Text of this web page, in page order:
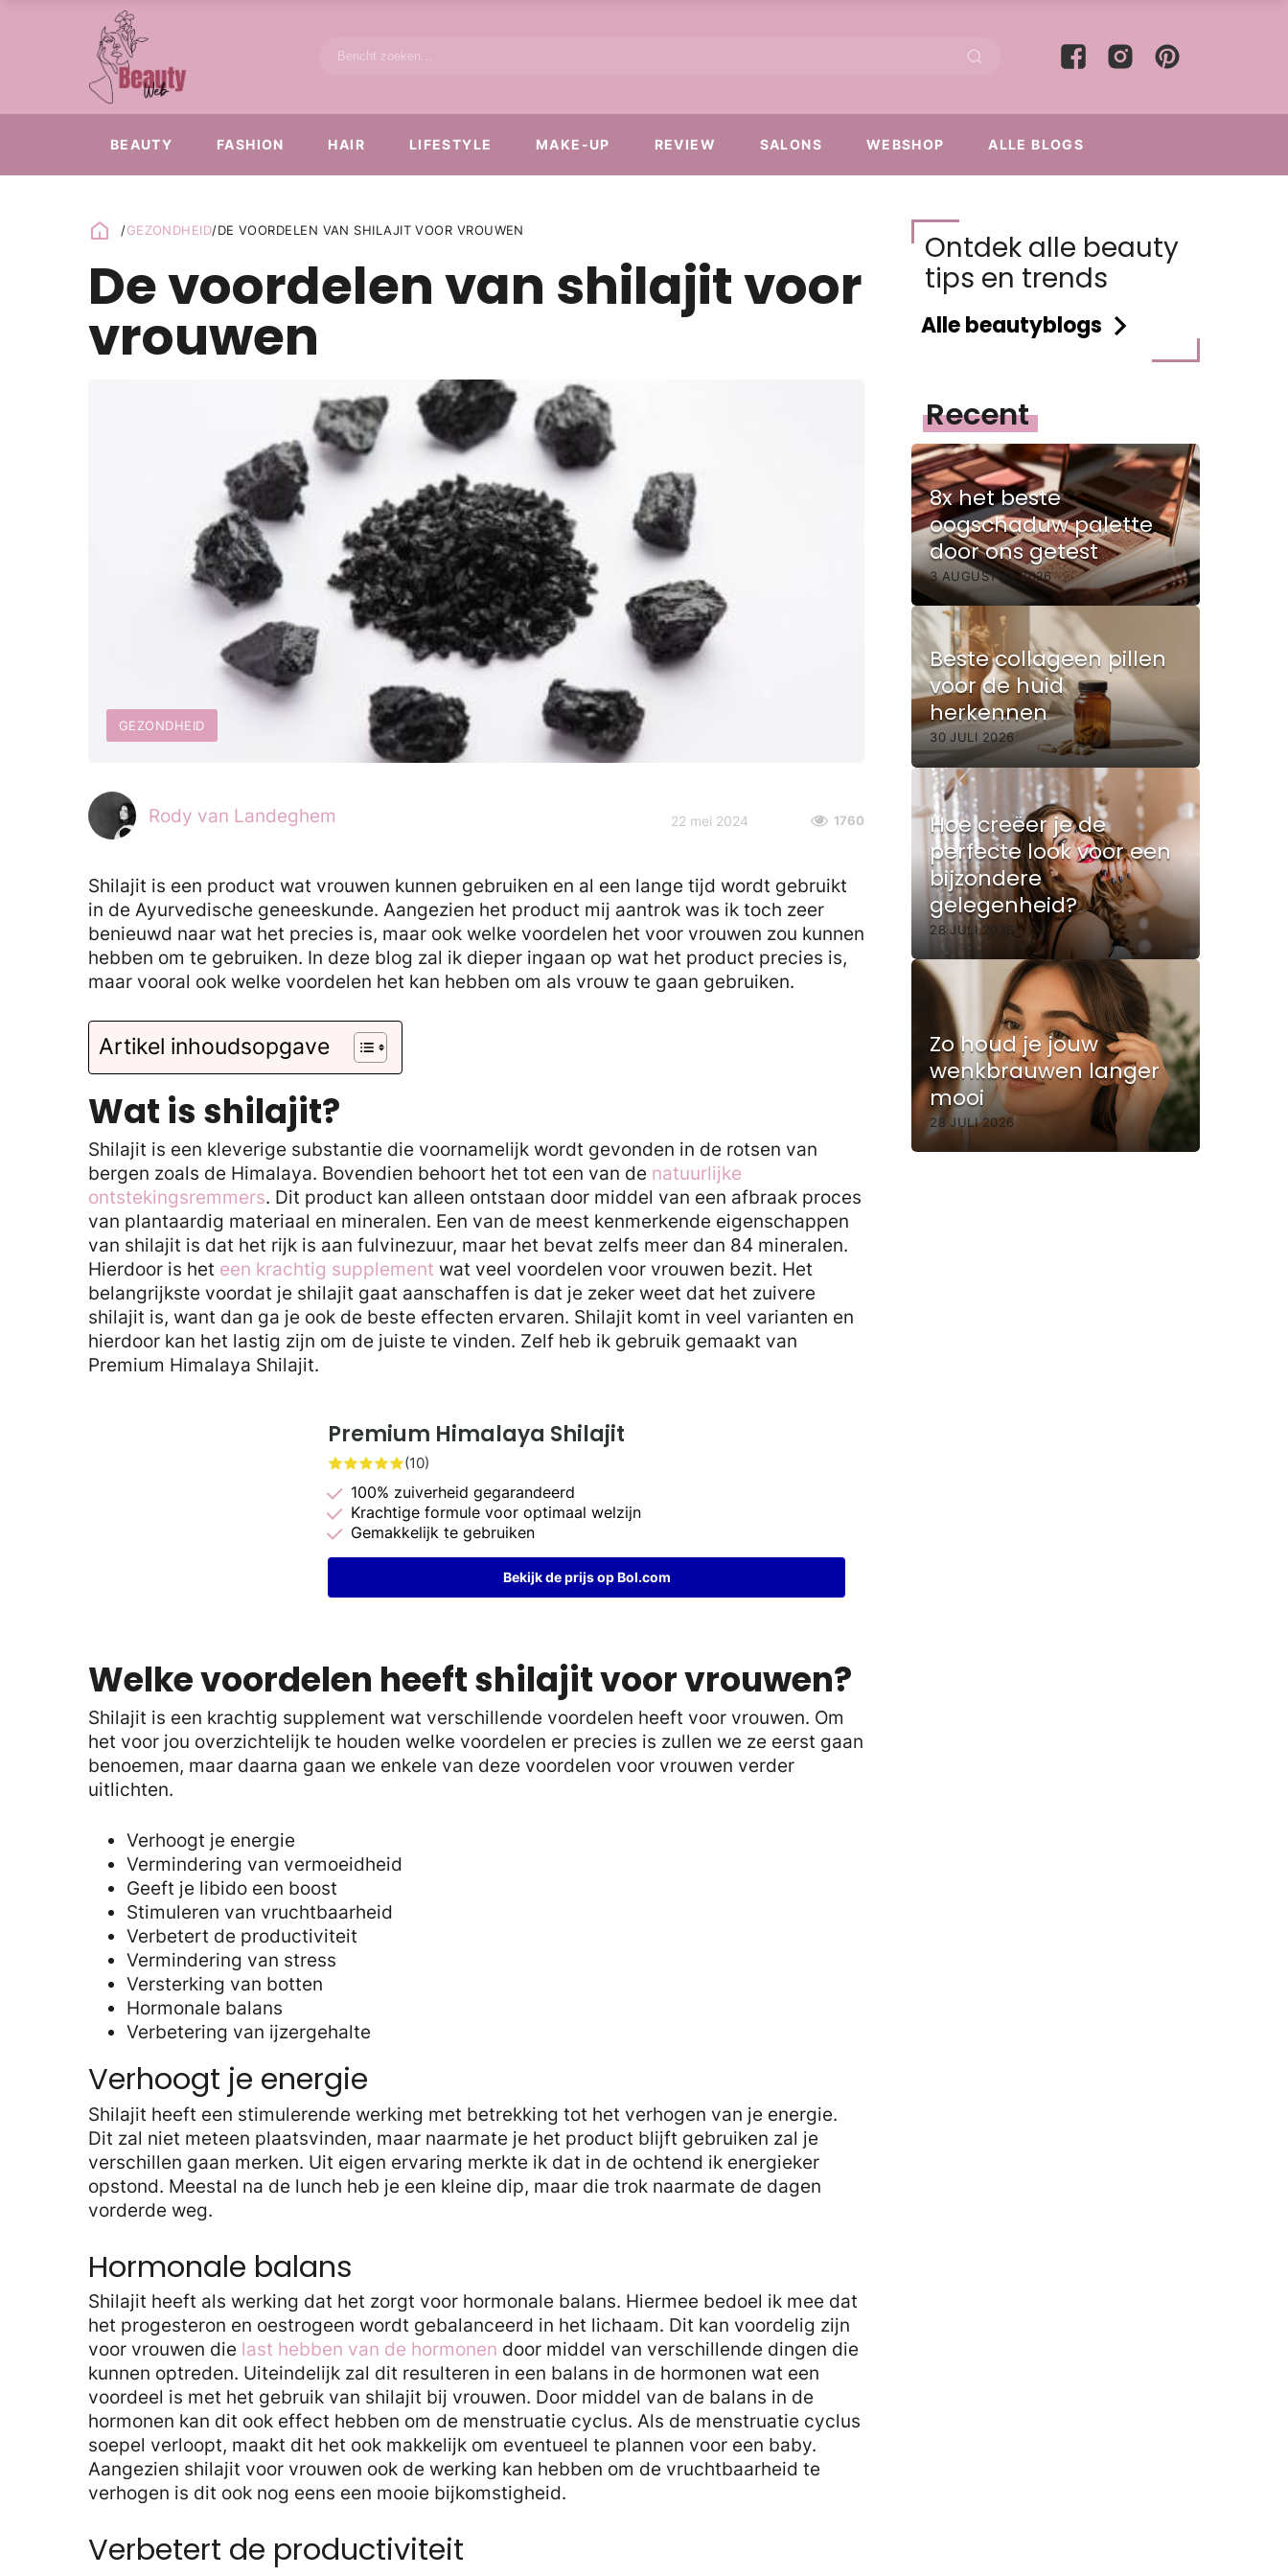
BEAUTY FASHION HAIR LIFESTYLE MAKE-UP REVIEW SALONS WEBSHOP ALLE BLOGS
/GEZONDHEID/DE VOORDELEN VAN SHILAJIT VOOR VROUWEN
De voordelen van shilajit voor
vrouwen
GEZONDHEID
Rody van Landeghem 22 mei 2024 1760
Shilajit is een product wat vrouwen kunnen gebruiken en al een lange tijd wordt gebruikt
in de Ayurvedische geneeskunde. Aangezien het product mij aantrok was ik toch zeer
benieuwd naar wat het precies is, maar ook welke voordelen het voor vrouwen zou kunnen
hebben om te gebruiken. In deze blog zal ik dieper ingaan op wat het product precies is,
maar vooral ook welke voordelen het kan hebben om als vrouw te gaan gebruiken.
Artikel inhoudsopgave
Wat is shilajit?
Shilajit is een kleverige substantie die voornamelijk wordt gevonden in de rotsen van
bergen zoals de Himalaya. Bovendien behoort het tot een van de natuurlijke
ontstekingsremmers. Dit product kan alleen ontstaan door middel van een afbraak proces
van plantaardig materiaal en mineralen. Een van de meest kenmerkende eigenschappen
van shilajit is dat het rijk is aan fulvinezuur, maar het bevat zelfs meer dan 84 mineralen.
Hierdoor is het een krachtig supplement wat veel voordelen voor vrouwen bezit. Het
belangrijkste voordat je shilajit gaat aanschaffen is dat je zeker weet dat het zuivere
shilajit is, want dan ga je ook de beste effecten ervaren. Shilajit komt in veel varianten en
hierdoor kan het lastig zijn om de juiste te vinden. Zelf heb ik gebruik gemaakt van
Premium Himalaya Shilajit.
Premium Himalaya Shilajit
(10)
100% zuiverheid gegarandeerd
Krachtige formule voor optimaal welzijn
Gemakkelijk te gebruiken
Bekijk de prijs op Bol.com
Welke voordelen heeft shilajit voor vrouwen?
Shilajit is een krachtig supplement wat verschillende voordelen heeft voor vrouwen. Om
het voor jou overzichtelijk te houden welke voordelen er precies is zullen we ze eerst gaan
benoemen, maar daarna gaan we enkele van deze voordelen voor vrouwen verder
uitlichten.
Verhoogt je energie
Vermindering van vermoeidheid
Geeft je libido een boost
Stimuleren van vruchtbaarheid
Verbetert de productiviteit
Vermindering van stress
Versterking van botten
Hormonale balans
Verbetering van ijzergehalte
Verhoogt je energie
Shilajit heeft een stimulerende werking met betrekking tot het verhogen van je energie.
Dit zal niet meteen plaatsvinden, maar naarmate je het product blijft gebruiken zal je
verschillen gaan merken. Uit eigen ervaring merkte ik dat in de ochtend ik energieker
opstond. Meestal na de lunch heb je een kleine dip, maar die trok naarmate de dagen
vorderde weg.
Hormonale balans
Shilajit heeft als werking dat het zorgt voor hormonale balans. Hiermee bedoel ik mee dat
het progesteron en oestrogeen wordt gebalanceerd in het lichaam. Dit kan voordelig zijn
voor vrouwen die last hebben van de hormonen door middel van verschillende dingen die
kunnen optreden. Uiteindelijk zal dit resulteren in een balans in de hormonen wat een
voordeel is met het gebruik van shilajit bij vrouwen. Door middel van de balans in de
hormonen kan dit ook effect hebben om de menstruatie cyclus. Als de menstruatie cyclus
soepel verloopt, maakt dit het ook makkelijk om eventueel te plannen voor een baby.
Aangezien shilajit voor vrouwen ook de werking kan hebben om de vruchtbaarheid te
verhogen is dit ook nog eens een mooie bijkomstigheid.
Verbetert de productiviteit
Ontdek alle beauty
tips en trends
Alle beautyblogs
Recent
8x het beste
oogschaduw palette
door ons getest
3 AUGUSTUS 2026
Beste collageen pillen
voor de huid
herkennen
30 JULI 2026
Hoe creëer je de
perfecte look voor een
bijzondere
gelegenheid?
28 JULI 2026
Zo houd je jouw
wenkbrauwen langer
mooi
28 JULI 2026